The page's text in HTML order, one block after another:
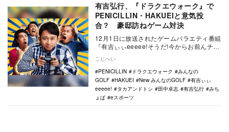
有吉弘行、『ドラクエウォーク』で
PENICILLIN・HAKUEIと意気投
合？ 豪邸訪ねゲーム対決
12月1日に放送されたゲームバラエティ番組
『有吉ぃぃeeeee!そうだ!今からお前んチで
吉…
こじへい
PENICILLIN
ドラクエウォーク
みんなの
GOLF
HAKUEI New みんなのGOLF
有吉ぃぃ
eeeee!
タカアンドトシ 田中卓志 有吉弘行
みち
ょぱ
eスポーツ